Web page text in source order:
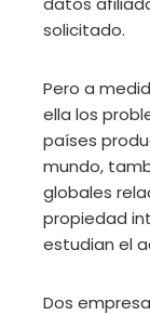
solicitado.
Pero a
ella los
países
mundo,
globales
propiedad
estudian el
Dos